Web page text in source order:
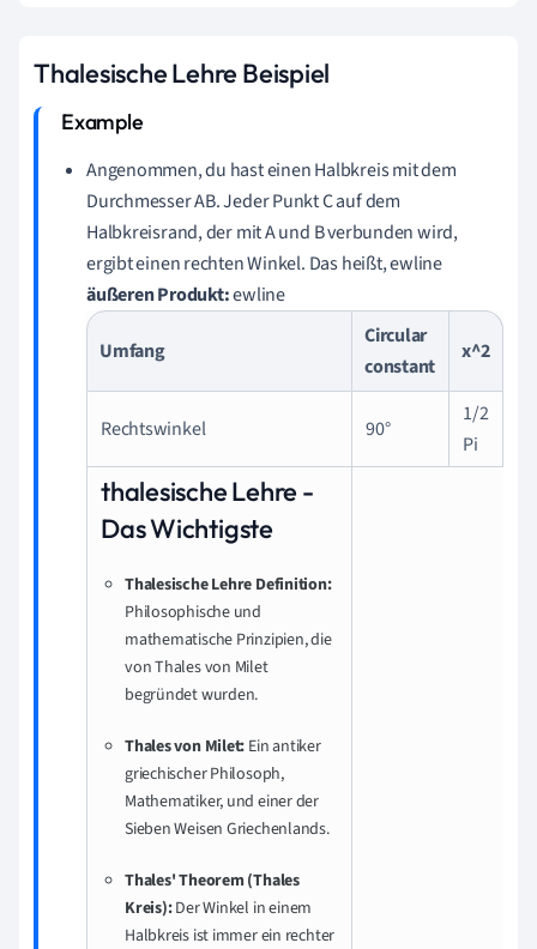
Thalesische Lehre Beispiel
Angenommen, du hast einen Halbkreis mit dem
Durchmesser AB. Jeder Punkt C auf dem
Halbkreisrand, der mit A und B verbunden wird,
ergibt einen rechten Winkel. Das heißt, ewline
äußeren Produkt:ewline
Umfang
Circular
constant
x^2
Rechtswinkel 90°
1/2
Pi
thalesische Lehre -
Das Wichtigste
Thalesische Lehre Definition:
Philosophische und
mathematische Prinzipien, die
von Thales von Milet
begründet wurden.
Thales von Milet: Ein antiker
griechischer Philosoph,
Mathematiker, und einer der
Sieben Weisen Griechenlands.
Thales' Theorem (Thales
Kreis):Der Winkel in einem
Halbkreis ist immer ein rechter